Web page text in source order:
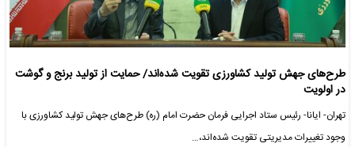
طرح‌های جهش تولید کشاورزی تقویت شده‌اند/ حمایت از تولید برنج و گوشت
در اولویت
تهران- ایانا- رئیس ستاد اجرایی فرمان حضرت امام (ره) طرح‌های جهش تولید کشاورزی با
وجود تغییرات مدیریتی تقویت شده‌اند،…